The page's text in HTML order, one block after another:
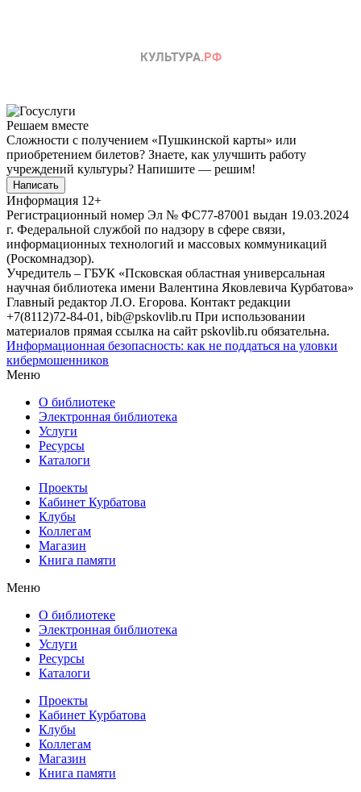
Решаем вместе
Сложности с получением «Пушкинской карты» или
приобретением билетов? Знаете, как улучшить работу
учреждений культуры? Напишите — решим!
Написать
Информация 12+
Регистрационный номер Эл № ФС77-87001 выдан 19.03.2024
г. Федеральной службой по надзору в сфере связи,
информационных технологий и массовых коммуникаций
(Роскомнадзор).
Учредитель – ГБУК «Псковская областная универсальная
научная библиотека имени Валентина Яковлевича Курбатова»
Главный редактор Л.О. Егорова. Контакт редакции
+7(8112)72-84-01, bib@pskovlib.ru При использовании
материалов прямая ссылка на сайт pskovlib.ru обязательна.
Информационная безопасность: как не поддаться на уловки
кибермошенников
Меню
О библиотеке
Электронная библиотека
Услуги
Ресурсы
Каталоги
Проекты
Кабинет Курбатова
Клубы
Коллегам
Магазин
Книга памяти
Меню
О библиотеке
Электронная библиотека
Услуги
Ресурсы
Каталоги
Проекты
Кабинет Курбатова
Клубы
Коллегам
Магазин
Книга памяти